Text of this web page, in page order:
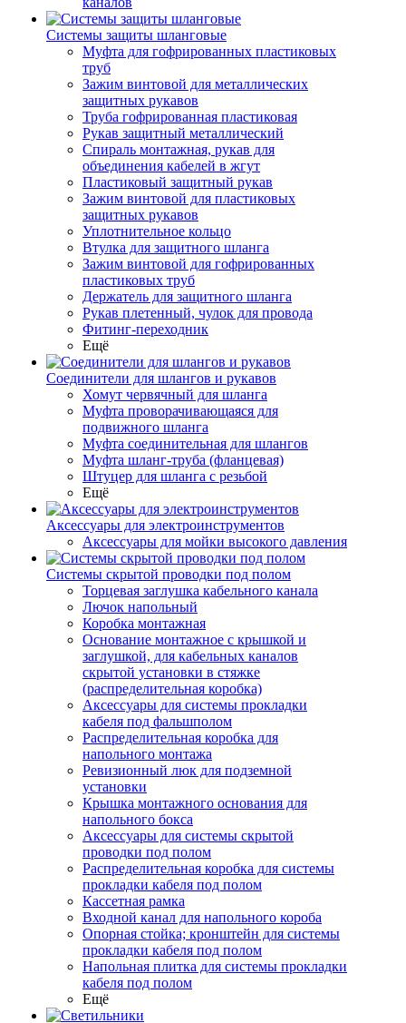
Системы защиты шланговые
Муфта для гофрированных пластиковых
труб
Зажим винтовой для металлических
защитных рукавов
Труба гофрированная пластиковая
Рукав защитный металлический
Спираль монтажная, рукав для
объединения кабелей в жгут
Пластиковый защитный рукав
Зажим винтовой для пластиковых
защитных рукавов
Уплотнительное кольцо
Втулка для защитного шланга
Зажим винтовой для гофрированных
пластиковых труб
Держатель для защитного шланга
Рукав плетенный, чулок для провода
Фитинг-переходник
Ещё
Соединители для шлангов и рукавов
Хомут червячный для шланга
Муфта проворачивающаяся для
подвижного шланга
Муфта соединительная для шлангов
Муфта шланг-труба (фланцевая)
Штуцер для шланга с резьбой
Ещё
Аксессуары для электроинструментов
Аксессуары для мойки высокого давления
Системы скрытой проводки под полом
Торцевая заглушка кабельного канала
Лючок напольный
Коробка монтажная
Основание монтажное с крышкой и
заглушкой, для кабельных каналов
скрытой установки в стяжке
(распределительная коробка)
Аксессуары для системы прокладки
кабеля под фальшполом
Распределительная коробка для
напольного монтажа
Ревизионный люк для подземной
установки
Крышка монтажного основания для
напольного бокса
Аксессуары для системы скрытой
проводки под полом
Распределительная коробка для системы
прокладки кабеля под полом
Кассетная рамка
Входной канал для напольного короба
Опорная стойка; кронштейн для системы
прокладки кабеля под полом
Напольная плитка для системы прокладки
кабеля под полом
Ещё